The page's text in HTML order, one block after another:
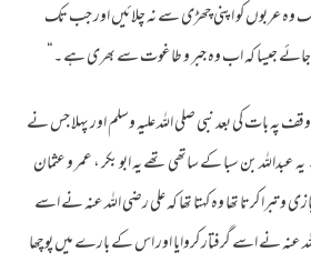
عربوں کو اپنی چھڑی سے نہ چلائیں اور جب تک
جائے جیسا کہ اب وہ جبر و طاغوت سے بھری ہے ۔“
پہ بات کی بعد نبی صلی اللہ علیہ وسلم اور پہلا جس نے
یہ عبداللہ بن سبا کے ساتھی تھے یہ ابو بکر ، عمر و عثمان
و تبرا کرتا تھا وہ کہتا تھا کہ علی رضی اللہ عنہ نے اسے
عنہ نے اسے گرفتار کروایا اور اس کے بارے میں پوچھا